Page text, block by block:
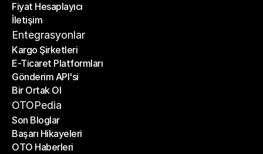
Planlar
Fiyat Hesaplayıcı
Fiyat Hesaplayıcı
İletişim
İletişim
Entegrasyonlar
Kargo Şirketleri
Kargo Şirketleri
E-Ticaret Platformları
E-Ticaret Platformları
Gönderim API'si
Gönderim API'si
Bir Ortak Ol
Bir Ortak Ol
OTOPedia
Son Bloglar
Son Bloglar
Başarı Hikayeleri
Başarı Hikayeleri
OTO Haberleri